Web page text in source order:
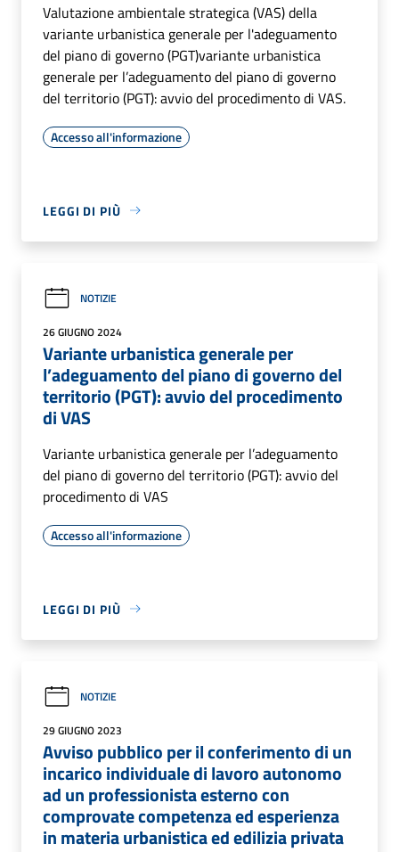
Valutazione ambientale strategica (VAS) della
variante urbanistica generale per l'adeguamento
del piano di governo (PGT)variante urbanistica
generale per l’adeguamento del piano di governo
del territorio (PGT): avvio del procedimento di VAS.
Accesso all'informazione
LEGGI DI PIÙ
NOTIZIE
26 GIUGNO 2024
Variante urbanistica generale per
l’adeguamento del piano di governo del
territorio (PGT): avvio del procedimento
di VAS
Variante urbanistica generale per l’adeguamento
del piano di governo del territorio (PGT): avvio del
procedimento di VAS
Accesso all'informazione
LEGGI DI PIÙ
NOTIZIE
29 GIUGNO 2023
Avviso pubblico per il conferimento di un
incarico individuale di lavoro autonomo
ad un professionista esterno con
comprovate competenza ed esperienza
in materia urbanistica ed edilizia privata